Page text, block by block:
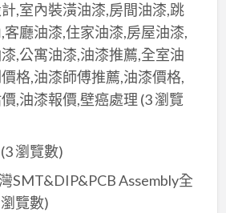
,室內裝潢油漆,房間油漆,跳
廳油漆,住家油漆,房屋油漆,
,公寓油漆,油漆推薦,全室油
格,油漆師傅推薦,油漆價格,
,油漆報價,壁癌處理 (3 瀏覽
瀏覽數)
SMT&DIP&PCB Assembly全
覽數)